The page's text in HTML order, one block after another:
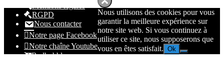
RGPD
Nous contacter
Notre page Facebook
Notre chaîne Youtube
Redbubble
Nous utilisons des cookies pour vous
garantir la meilleure expérience sur
notre site web. Si vous continuez à
utiliser ce site, nous supposerons que
vous en êtes satisfait. Ok